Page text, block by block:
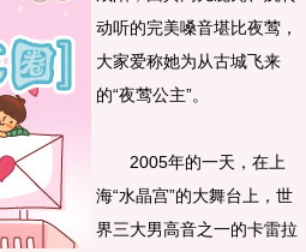
动听的完美嗓音堪比夜莺，
大家爱称她为从古城飞来
的“夜莺公主”。
2005年的一天，在上
海“水晶宫”的大舞台上，世
界三大男高音之一的卡雷拉